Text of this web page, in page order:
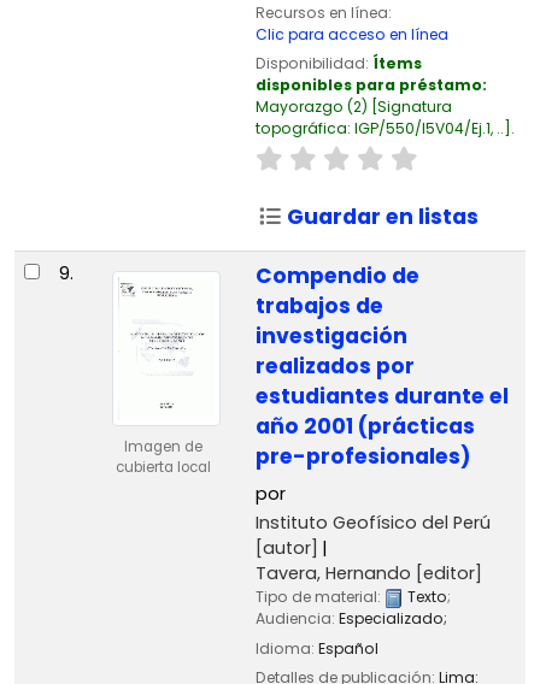
Recursos en línea:
Clic para acceso en línea
Disponibilidad: Ítems
disponibles para préstamo:
Mayorazgo (2) Signatura
topográfica: IGP/550/I5V04/Ej.1, .. .
Guardar en listas
9.
Imagen de
cubierta local
Compendio de
trabajos de
investigación
realizados por
estudiantes durante el
año 2001 (prácticas
pre-profesionales)
por
Instituto Geofísico del Perú
[autor]
Tavera, Hernando [editor]
Tipo de material: Texto;
Audiencia: Especializado;
Idioma: Español
Detalles de publicación: Lima: